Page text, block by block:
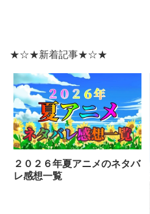
★☆★新着記事★☆★
２０２６年夏アニメのネタバ
レ感想一覧